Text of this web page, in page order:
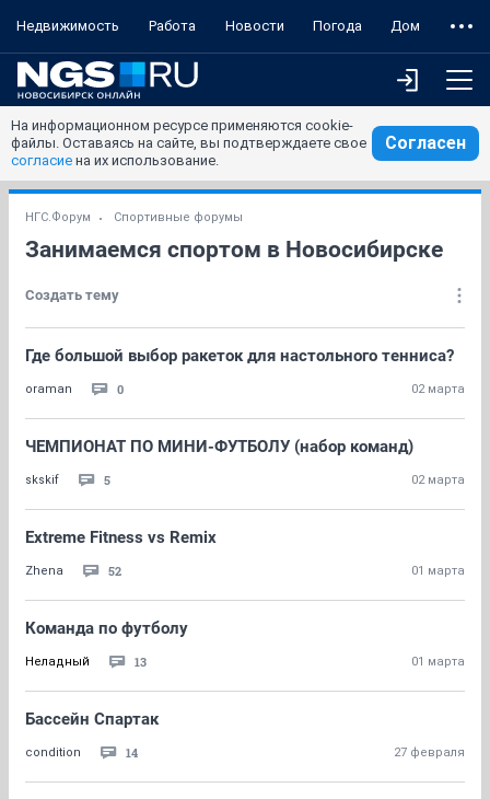
Недвижимость Работа Новости Погода Дом
На информационном ресурсе применяются cookie-
файлы. Оставаясь на сайте, вы подтверждаете свое
согласие на их использование.
Согласен
НГС.Форум Спортивные форумы
Занимаемся спортом в Новосибирске
Создать тему
Где большой выбор ракеток для настольного тенниса?
oraman 0 02 марта
ЧЕМПИОНАТ ПО МИНИ-ФУТБОЛУ (набор команд)
skskif 5 02 марта
Extreme Fitness vs Remix
Zhena 52 01 марта
Команда по футболу
Неладный 13 01 марта
Бассейн Спартак
condition 14 27 февраля